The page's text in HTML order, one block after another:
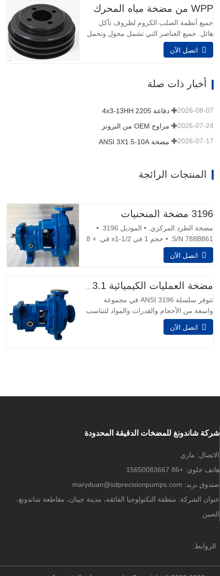
من 160 عاما من الخبرة في التصميم ،
والتفاعل مع العملاء ،…
WPP من مضخة مياه المحرك
جميع أنظمة الصلب الكروم لظروف تآكل
هائل. جميع العناصر التي تشمل محول وتحمل
وحدة مصنوعة من الفولاذ المقاوم للصدأ.
وعلاوة على ذلك، الفولاذ المقاوم للصدأ يمكن
لتوفير وجود أطول تشغيل في محيط تآكل.
البركات الأساسية كثافة السائبة قابل للتعديل
اتصل الآن
أخبار ذات صلة
دفاعة 4x3-13HH 2205 2026-08-07
مراوح OEM من البرونز 2026-07-24
مضخة ANSI 3X1.5-10A 2026-07-17
المنتجات الرائجة
3196 مضخة المنحنيات
مضخة الطرد المركزي. • الموديل 3196. •
S/N 788B861. • حجم 1 في x1-1/2 في. × 8
في. • المياه تدفق الأختام الميكانيكية
أمبير، 3 مراحل، قدرة 14 gpm. • الأبعاد
H. نصائح سلامة المضخة
اتصل الآن
تتوفر سلسلة 3196 ANSI في مجموعة
واسعة من الأحجام والقدرات والمواد لتتناسب
المعالجة الكيميائية الصناعات العامة التعدين
اتصل الآن
شركة شاندونغ للمضخات الدقيقة المحدودة
الاتصال: ماري
هاتف خلوي: +86 15650083667
صندوق بريد: maryduan@sdprecisionpumps.com
عنوان الشركة: منطقة التكنولوجيا الفائقة، مدينة جينان، مقاطعة شاندونغ،
الصين
الروابط: